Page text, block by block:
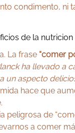
condimento, ni
La frase “comer
ha llevado a
un aspecto
hace que
peligrosa de
a comer